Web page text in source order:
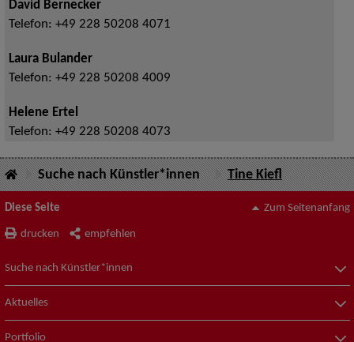
David Bernecker
Telefon: +49 228 50208 4071
Laura Bulander
Telefon: +49 228 50208 4009
Helene Ertel
Telefon: +49 228 50208 4073
Suche nach Künstler*innen Tine Kiefl
Diese Seite
drucken empfehlen
Zum Seitenanfang
Suche nach Künstler*innen
Aktuelles
Portfolio